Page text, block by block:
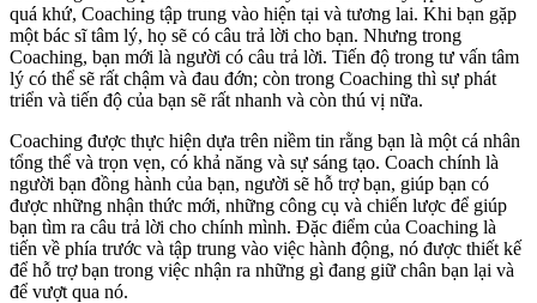
quá khứ, Coaching tập trung vào hiện tại và tương lai. Khi bạn gặp
một bác sĩ tâm lý, họ sẽ có câu trả lời cho bạn. Nhưng trong
Coaching, bạn mới là người có câu trả lời. Tiến độ trong tư vấn tâm
lý có thể sẽ rất chậm và đau đớn; còn trong Coaching thì sự phát
triển và tiến độ của bạn sẽ rất nhanh và còn thú vị nữa.
Coaching được thực hiện dựa trên niềm tin rằng bạn là một cá nhân
tổng thể và trọn vẹn, có khả năng và sự sáng tạo. Coach chính là
người bạn đồng hành của bạn, người sẽ hỗ trợ bạn, giúp bạn có
được những nhận thức mới, những công cụ và chiến lược để giúp
bạn tìm ra câu trả lời cho chính mình. Đặc điểm của Coaching là
tiến về phía trước và tập trung vào việc hành động, nó được thiết kế
để hỗ trợ bạn trong việc nhận ra những gì đang giữ chân bạn lại và
để vượt qua nó.